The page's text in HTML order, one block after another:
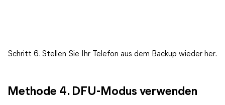
Schritt 6. Stellen Sie Ihr Telefon aus dem Backup wieder her.
Methode 4. DFU-Modus verwenden